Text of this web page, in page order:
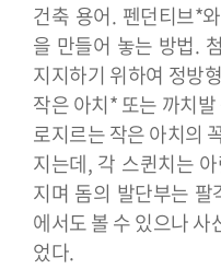
건축 용어. 펜던티브*
을 만들어 놓는 방법.
지지하기 위하여 정방
작은 아치* 또는 까치
로지르는 작은 아치의
지는데, 각 스퀸치는
지며 돔의 발단부는
에서도 볼 수 있으나
었다.